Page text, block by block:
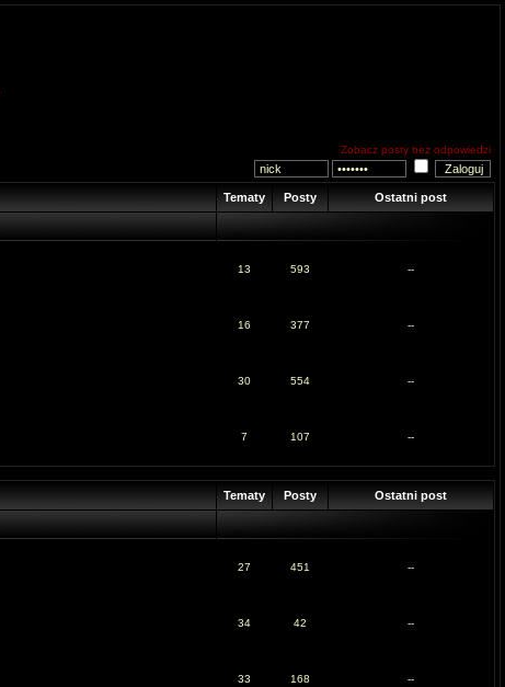
Zobacz posty bez odpowiedzi
Tematy Posty Ostatni post
13 593 --
16 377 --
30 554 --
7 107 --
Tematy Posty Ostatni post
27 451 --
34 42 --
33 168 --